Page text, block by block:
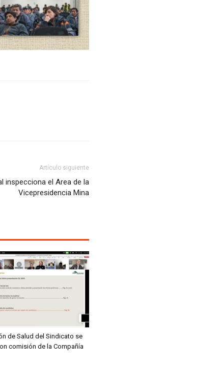
Artículo siguiente
inspecciona el Area de la
Vicepresidencia Mina
de Salud del Sindicato se
comisión de la Compañía